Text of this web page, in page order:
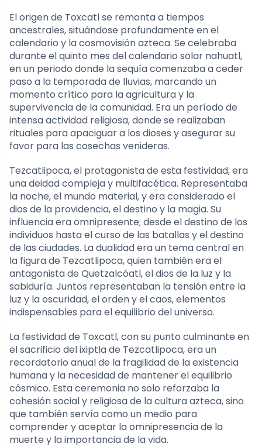
El origen de Toxcatl se remonta a tiempos
ancestrales, situándose profundamente en el
calendario y la cosmovisión azteca. Se celebraba
durante el quinto mes del calendario solar nahuatl,
en un periodo donde la sequía comenzaba a ceder
paso a la temporada de lluvias, marcando un
momento crítico para la agricultura y la
supervivencia de la comunidad. Era un período de
intensa actividad religiosa, donde se realizaban
rituales para apaciguar a los dioses y asegurar su
favor para las cosechas venideras.
Tezcatlipoca, el protagonista de esta festividad, era
una deidad compleja y multifacética. Representaba
la noche, el mundo material, y era considerado el
dios de la providencia, el destino y la magia. Su
influencia era omnipresente; desde el destino de los
individuos hasta el curso de las batallas y el destino
de las ciudades. La dualidad era un tema central en
la figura de Tezcatlipoca, quien también era el
antagonista de Quetzalcóatl, el dios de la luz y la
sabiduría. Juntos representaban la tensión entre la
luz y la oscuridad, el orden y el caos, elementos
indispensables para el equilibrio del universo.
La festividad de Toxcatl, con su punto culminante en
el sacrificio del ixiptla de Tezcatlipoca, era un
recordatorio anual de la fragilidad de la existencia
humana y la necesidad de mantener el equilibrio
cósmico. Esta ceremonia no solo reforzaba la
cohesión social y religiosa de la cultura azteca, sino
que también servía como un medio para
comprender y aceptar la omnipresencia de la
muerte y la importancia de la vida.